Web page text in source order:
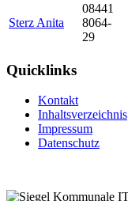
Sterz Anita
08441
8064-
29
Quicklinks
Kontakt
Inhaltsverzeichnis
Impressum
Datenschutz